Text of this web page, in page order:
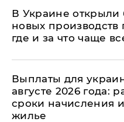
В Украине открыли
новых
где и за что чаще
Выплаты для
августе 2026 года:
сроки начисления
жилье